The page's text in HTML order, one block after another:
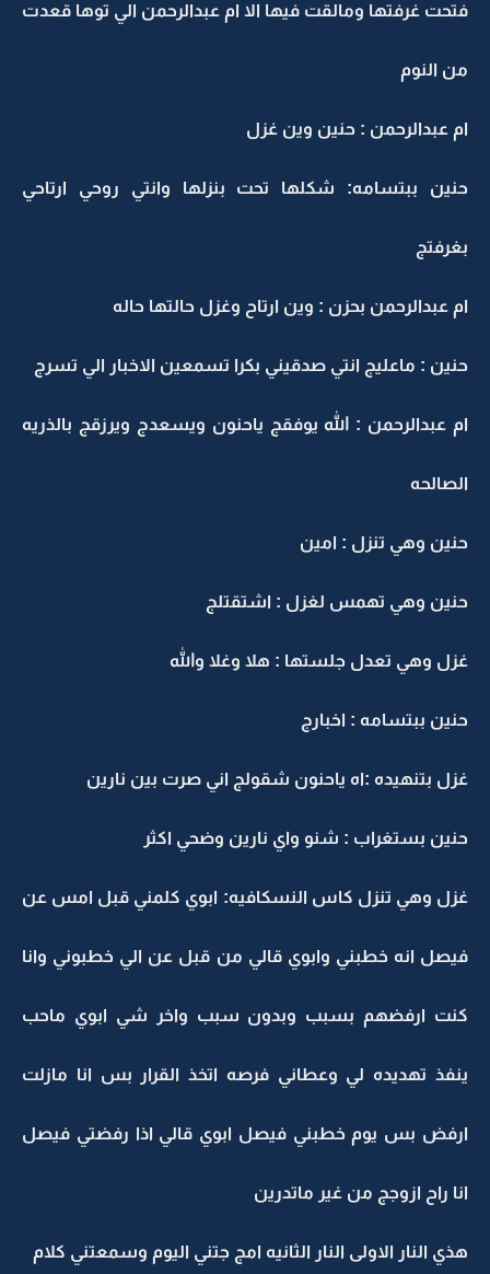
فتحت غرفتها ومالقت فيها الا ام عبدالرحمن الي توها قعدت
من النوم
ام عبدالرحمن : حنين وين غزل
حنين ببتسامه: شكلها تحت بنزلها وانتي روحي ارتاحي
بغرفتج
ام عبدالرحمن بحزن : وين ارتاح وغزل حالتها حاله
حنين : ماعليج انتي صدقيني بكرا تسمعين الاخبار الي تسرج
ام عبدالرحمن : الله يوفقج ياحنون ويسعدج ويرزقج بالذريه
الصالحه
حنين وهي تنزل : امين
حنين وهي تهمس لغزل : اشتقتلج
غزل وهي تعدل جلستها : هلا وغلا والله
حنين ببتسامه : اخبارج
غزل بتنهيده :اه ياحنون شقولج اني صرت بين نارين
حنين بستغراب : شنو واي نارين وضحي اكثر
غزل وهي تنزل كاس النسكافيه: ابوي كلمني قبل امس عن
فيصل انه خطبني وابوي قالي من قبل عن الي خطبوني وانا
كنت ارفضهم بسبب وبدون سبب واخر شي ابوي ماحب
ينفذ تهديده لي وعطاني فرصه اتخذ القرار بس انا مازلت
ارفض بس يوم خطبني فيصل ابوي قالي اذا رفضتي فيصل
انا راح ازوجج من غير ماتدرين
هذي النار الاولى النار الثانيه امج جتني اليوم وسمعتني كلام